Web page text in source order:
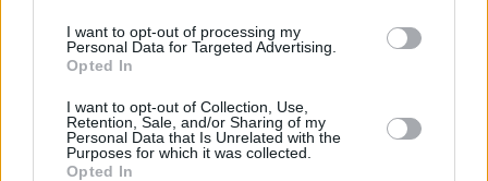
I want to opt-out of processing my
Personal Data for Targeted Advertising.
Opted In
I want to opt-out of Collection, Use,
Retention, Sale, and/or Sharing of my
Personal Data that Is Unrelated with the
Purposes for which it was collected.
Opted In
συνέβη με το Ελληνικό και το Intergrated
Resort Casino που έχει αναλάβει ο Όμιλος της
ΓΕΚ ΤΕΡΝΑ.
Dimand real estate Reds